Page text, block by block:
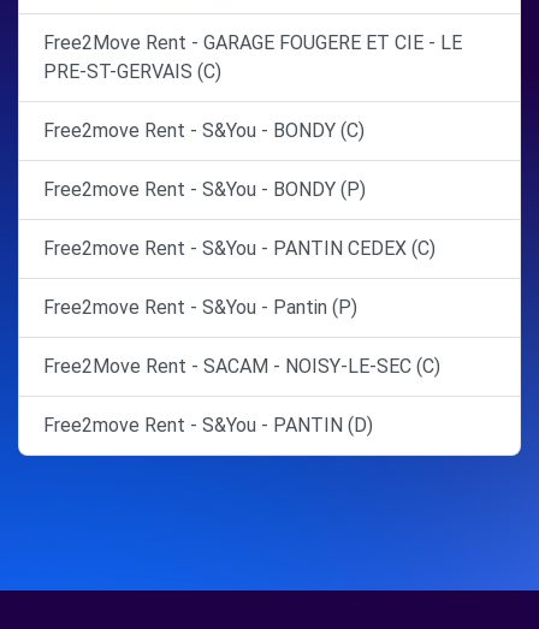
Free2Move Rent - GARAGE FOUGERE ET CIE - LE
PRE-ST-GERVAIS (C)
Free2move Rent - S&You - BONDY (C)
Free2move Rent - S&You - BONDY (P)
Free2move Rent - S&You - PANTIN CEDEX (C)
Free2move Rent - S&You - Pantin (P)
Free2Move Rent - SACAM - NOISY-LE-SEC (C)
Free2move Rent - S&You - PANTIN (D)